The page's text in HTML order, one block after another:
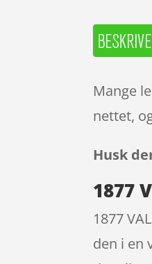
Mange
nettet,
Husk
1877
1877
den i en